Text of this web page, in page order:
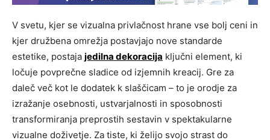
V svetu, kjer se vizualna privlačnost hrane vse bolj ceni in
kjer družbena omrežja postavjajo nove standarde
estetike, postaja jedilna dekoracija ključni element, ki
ločuje povprečne sladice od izjemnih kreacij. Gre za
daleč več kot le dodatek k slaščicam – to je orodje za
izražanje osebnosti, ustvarjalnosti in sposobnosti
transformiranja preprostih sestavin v spektakularne
vizualne doživetje. Za tiste, ki želijo svojo strast do